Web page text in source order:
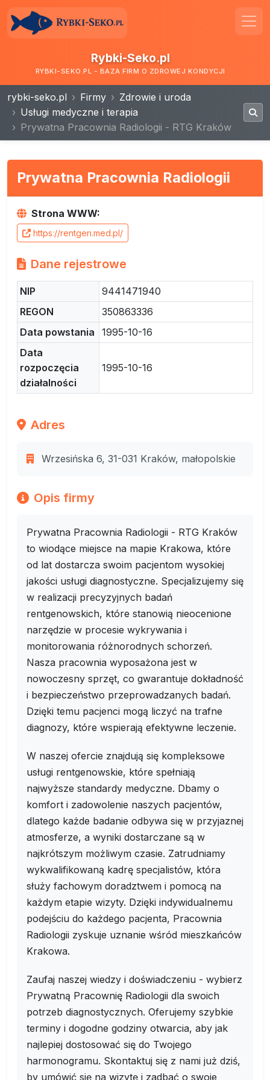
Rybki-Seko.pl
RYBKI-SEKO.PL - BAZA FIRM O ZDROWEJ KONDYCJI
rybki-seko.pl Firmy
Zdrowie i uroda
Usługi medyczne i terapia
Prywatna Pracownia Radiologii - RTG Kraków
Prywatna Pracownia Radiologii
Strona WWW:
https://rentgen.med.pl/
Dane rejestrowe
NIP
9441471940
REGON
350863336
Data powstania
1995-10-16
Data
rozpoczęcia
działalności
1995-10-16
Adres
Wrzesińska 6, 31-031 Kraków, małopolskie
Opis firmy
Prywatna Pracownia Radiologii - RTG Kraków
to wiodące miejsce na mapie Krakowa, które
od lat dostarcza swoim pacjentom wysokiej
jakości usługi diagnostyczne. Specjalizujemy się
w realizacji precyzyjnych badań
rentgenowskich, które stanowią nieocenione
narzędzie w procesie wykrywania i
monitorowania różnorodnych schorzeń.
Nasza pracownia wyposażona jest w
nowoczesny sprzęt, co gwarantuje dokładność
i bezpieczeństwo przeprowadzanych badań.
Dzięki temu pacjenci mogą liczyć na trafne
diagnozy, które wspierają efektywne leczenie.
W naszej ofercie znajdują się kompleksowe
usługi rentgenowskie, które spełniają
najwyższe standardy medyczne. Dbamy o
komfort i zadowolenie naszych pacjentów,
dlatego każde badanie odbywa się w przyjaznej
atmosferze, a wyniki dostarczane są w
najkrótszym możliwym czasie. Zatrudniamy
wykwalifikowaną kadrę specjalistów, która
służy fachowym doradztwem i pomocą na
każdym etapie wizyty. Dzięki indywidualnemu
podejściu do każdego pacjenta, Pracownia
Radiologii zyskuje uznanie wśród mieszkańców
Krakowa.
Zaufaj naszej wiedzy i doświadczeniu - wybierz
Prywatną Pracownię Radiologii dla swoich
potrzeb diagnostycznych. Oferujemy szybkie
terminy i dogodne godziny otwarcia, aby jak
najlepiej dostosować się do Twojego
harmonogramu. Skontaktuj się z nami już dziś,
by umówić się na wizytę i zadbać o swoje